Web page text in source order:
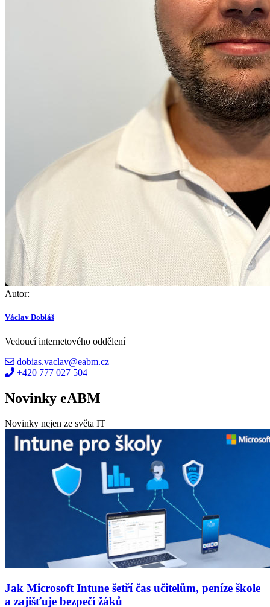
Autor:
Václav Dobiáš
Vedoucí internetového oddělení
dobias.vaclav@eabm.cz
+420 777 027 504
Novinky eABM
Novinky nejen ze světa IT
Jak Microsoft Intune šetří čas učitelům, peníze škole
a zajišťuje bezpečí žáků